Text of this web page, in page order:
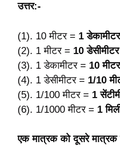
उत्तर:-
(1). 10 मीटर = 1 डेकामीटर
(2). 1 मीटर = 10 डेसीमीटर
(3). 1 डेकामीटर = 10 मीटर
(4). 1 डेसीमीटर = 1/10
(5). 1/100 मीटर = 1
(6). 1/1000 मीटर = 1
एक मात्रक को दूसरे मात्रक